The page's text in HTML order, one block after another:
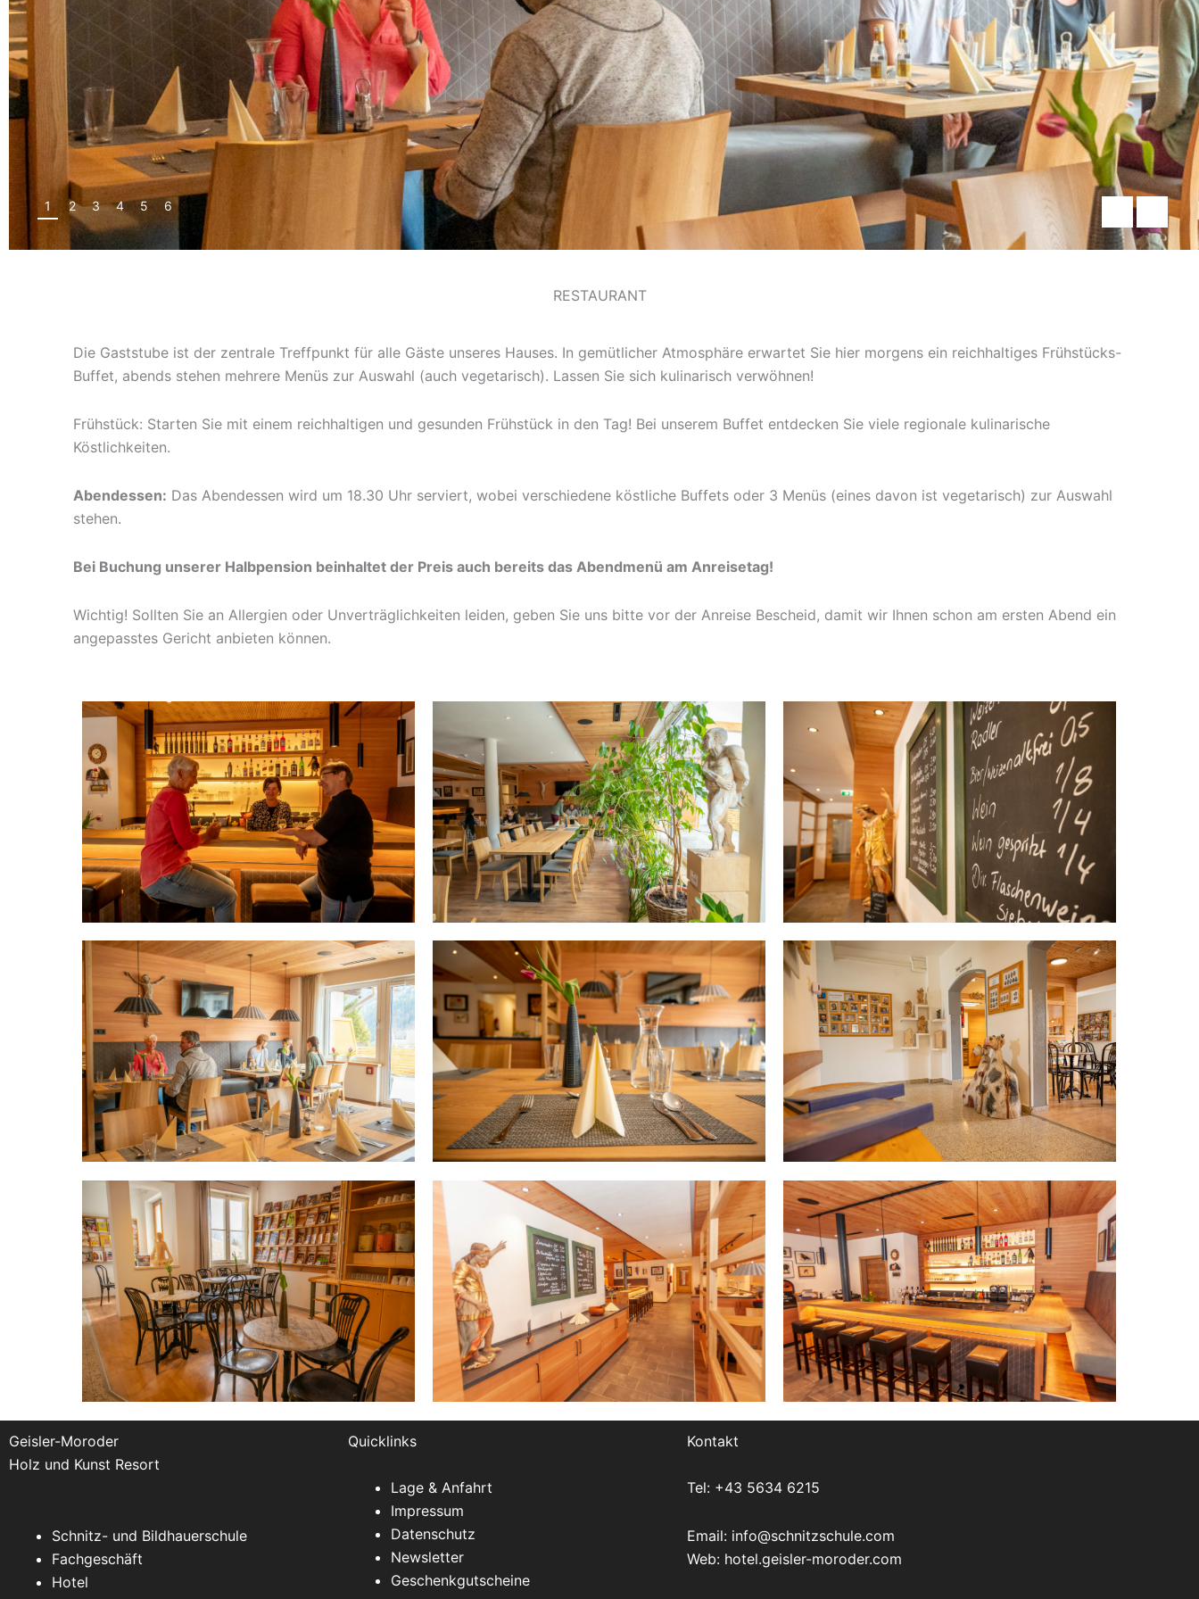
1 2 3 4 5 6
RESTAURANT
Die Gaststube ist der zentrale Treffpunkt für alle Gäste unseres Hauses. In gemütlicher Atmosphäre erwartet Sie hier morgens ein reichhaltiges Frühstücks-
Buffet, abends stehen mehrere Menüs zur Auswahl (auch vegetarisch). Lassen Sie sich kulinarisch verwöhnen!
Frühstück: Starten Sie mit einem reichhaltigen und gesunden Frühstück in den Tag! Bei unserem Buffet entdecken Sie viele regionale kulinarische
Köstlichkeiten.
Abendessen: Das Abendessen wird um 18.30 Uhr serviert, wobei verschiedene köstliche Buffets oder 3 Menüs (eines davon ist vegetarisch) zur Auswahl
stehen.
Bei Buchung unserer Halbpension beinhaltet der Preis auch bereits das Abendmenü am Anreisetag!
Wichtig! Sollten Sie an Allergien oder Unverträglichkeiten leiden, geben Sie uns bitte vor der Anreise Bescheid, damit wir Ihnen schon am ersten Abend ein
angepasstes Gericht anbieten können.
Geisler-Moroder
Holz und Kunst Resort
Schnitz- und Bildhauerschule
Fachgeschäft
Hotel
Quicklinks
Lage & Anfahrt
Impressum
Datenschutz
Newsletter
Geschenkgutscheine
Kontakt
Tel: +43 5634 6215
Email: info@schnitzschule.com
Web: hotel.geisler-moroder.com